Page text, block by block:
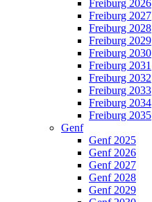
Freiburg 2026
Freiburg 2027
Freiburg 2028
Freiburg 2029
Freiburg 2030
Freiburg 2031
Freiburg 2032
Freiburg 2033
Freiburg 2034
Freiburg 2035
Genf
Genf 2025
Genf 2026
Genf 2027
Genf 2028
Genf 2029